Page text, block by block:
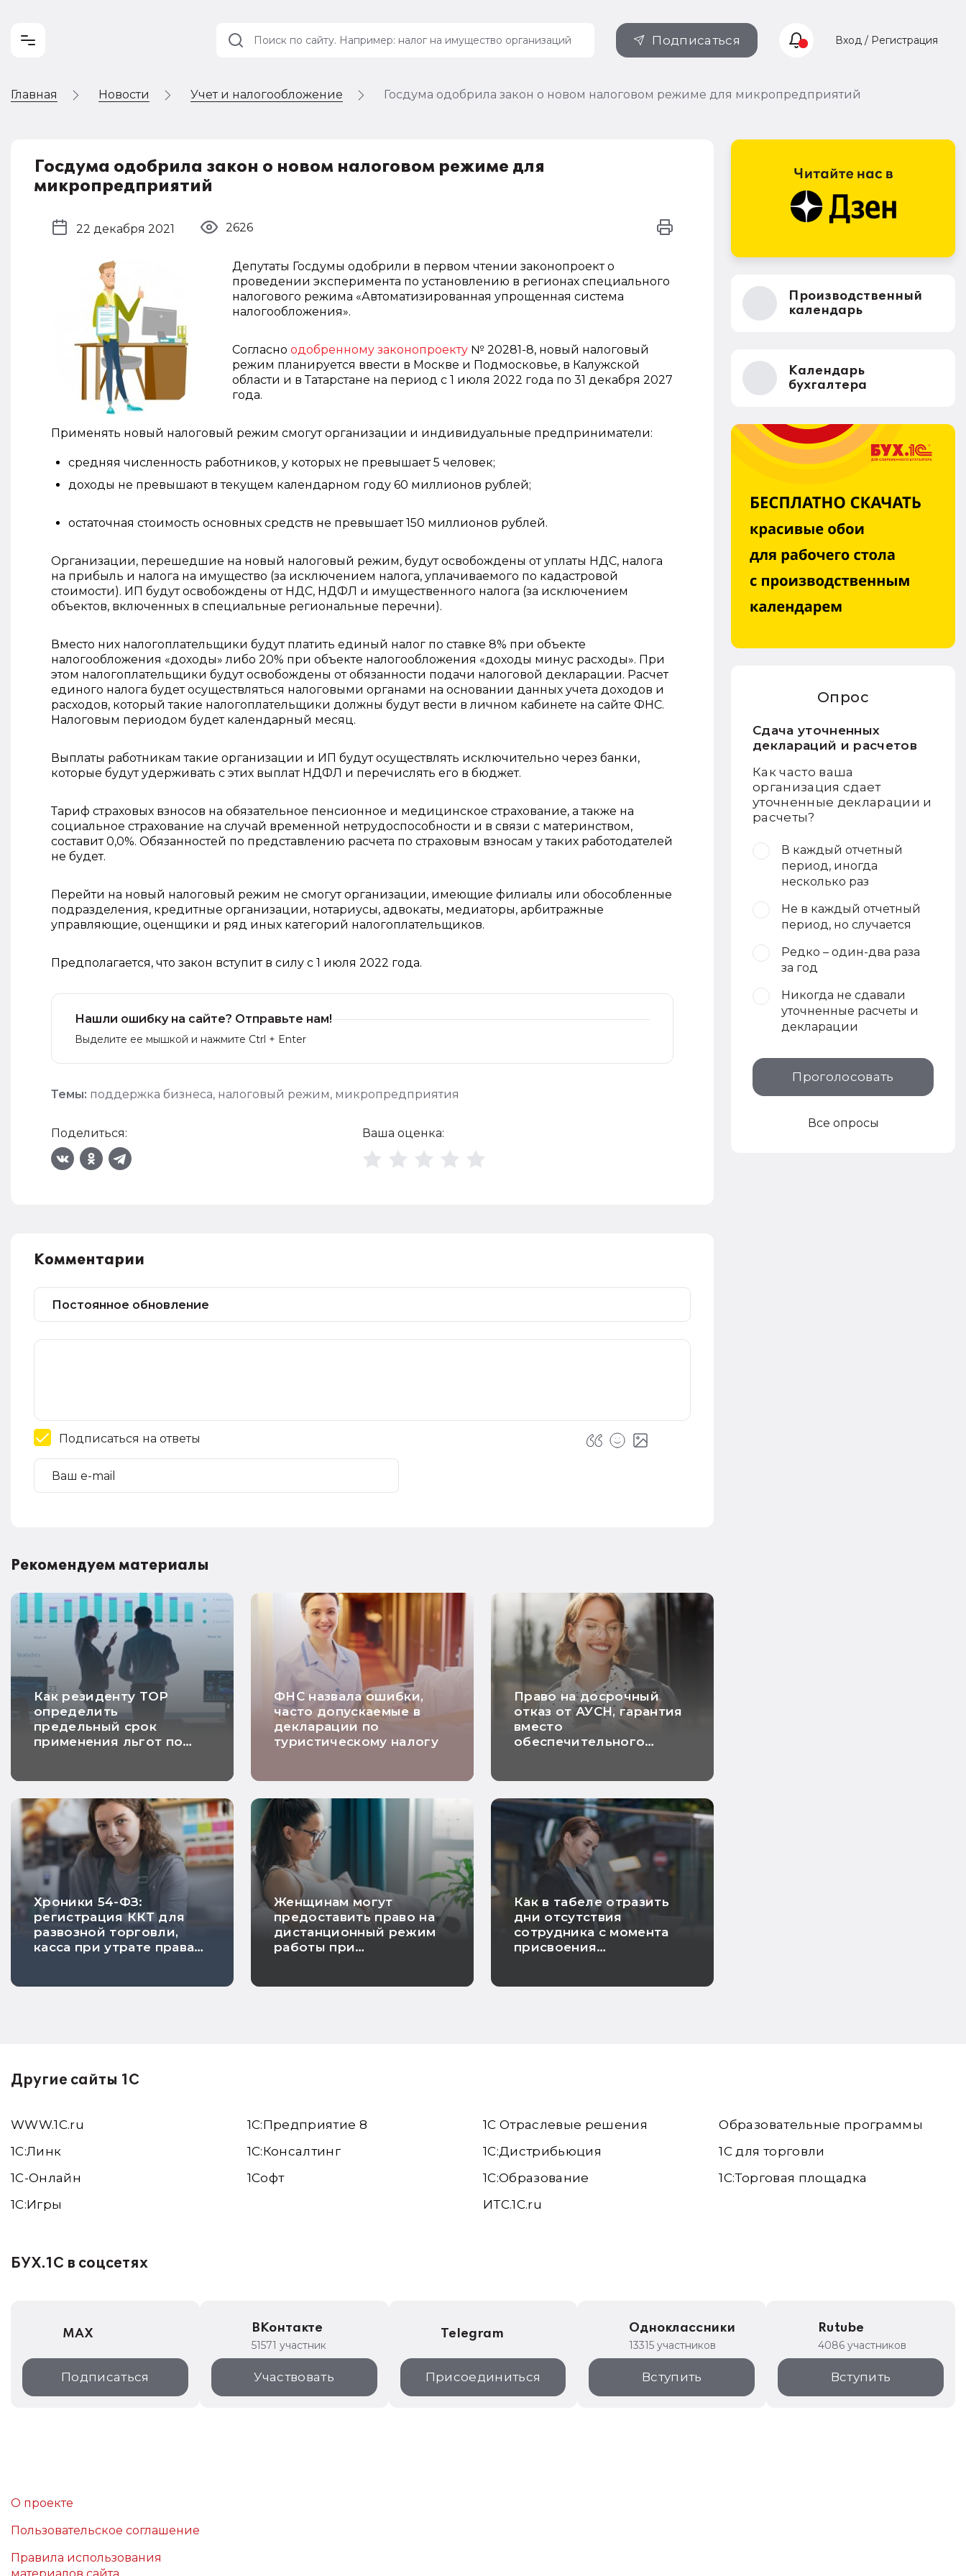
Подписаться Вход / Регистрация
Главная Новости Учет и налогообложение Госдума одобрила закон о новом налоговом режиме для микропредприятий
Госдума одобрила закон о новом налоговом режиме для
микропредприятий
22 декабря 2021 2626
Депутаты Госдумы одобрили в первом чтении законопроект о
проведении эксперимента по установлению в регионах специального
налогового режима «Автоматизированная упрощенная система
налогообложения».
Согласно одобренному законопроекту № 20281-8, новый налоговый
режим планируется ввести в Москве и Подмосковье, в Калужской
области и в Татарстане на период с 1 июля 2022 года по 31 декабря 2027
года.
Применять новый налоговый режим смогут организации и индивидуальные предприниматели:
средняя численность работников, у которых не превышает 5 человек;
доходы не превышают в текущем календарном году 60 миллионов рублей;
остаточная стоимость основных средств не превышает 150 миллионов рублей.
Организации, перешедшие на новый налоговый режим, будут освобождены от уплаты НДС, налога
на прибыль и налога на имущество (за исключением налога, уплачиваемого по кадастровой
стоимости). ИП будут освобождены от НДС, НДФЛ и имущественного налога (за исключением
объектов, включенных в специальные региональные перечни).
Вместо них налогоплательщики будут платить единый налог по ставке 8% при объекте
налогообложения «доходы» либо 20% при объекте налогообложения «доходы минус расходы». При
этом налогоплательщики будут освобождены от обязанности подачи налоговой декларации. Расчет
единого налога будет осуществляться налоговыми органами на основании данных учета доходов и
расходов, который такие налогоплательщики должны будут вести в личном кабинете на сайте ФНС.
Налоговым периодом будет календарный месяц.
Выплаты работникам такие организации и ИП будут осуществлять исключительно через банки,
которые будут удерживать с этих выплат НДФЛ и перечислять его в бюджет.
Тариф страховых взносов на обязательное пенсионное и медицинское страхование, а также на
социальное страхование на случай временной нетрудоспособности и в связи с материнством,
составит 0,0%. Обязанностей по представлению расчета по страховым взносам у таких работодателей
не будет.
Перейти на новый налоговый режим не смогут организации, имеющие филиалы или обособленные
подразделения, кредитные организации, нотариусы, адвокаты, медиаторы, арбитражные
управляющие, оценщики и ряд иных категорий налогоплательщиков.
Предполагается, что закон вступит в силу с 1 июля 2022 года.
Нашли ошибку на сайте? Отправьте нам!
Выделите ее мышкой и нажмите Ctrl + Enter
Темы: поддержка бизнеса, налоговый режим, микропредприятия
Поделиться: Ваша оценка:
Комментарии
Подписаться на ответы
Рекомендуем материалы
Как резиденту ТОР
определить
предельный срок
применения льгот по
ФНС назвала ошибки,
часто допускаемые в
декларации по
туристическому налогу
Право на досрочный
отказ от АУСН, гарантия
вместо
обеспечительного
хорошие новости
недели
Хроники 54-ФЗ:
регистрация ККТ для
развозной торговли,
касса при утрате права
Женщинам могут
предоставить право на
дистанционный режим
работы при
Как в табеле отразить
дни отсутствия
сотрудника с момента
присвоения
Производственный
календарь
Календарь
бухгалтера
Опрос
Сдача уточненных
деклараций и расчетов
Как часто ваша
организация сдает
уточненные декларации и
расчеты?
В каждый отчетный
период, иногда
несколько раз
Не в каждый отчетный
период, но случается
Редко – один-два раза
за год
Никогда не сдавали
уточненные расчеты и
декларации
Проголосовать
Все опросы
Другие сайты 1С
WWW.1С.ru
1С:Линк
1С-Онлайн
1C:Игры
1С:Предприятие 8
1С:Консалтинг
1Софт
1С Отраслевые решения
1С:Дистрибьюция
1С:Образование
ИТС.1C.ru
Образовательные программы
1С для торговли
1С:Торговая площадка
БУХ.1С в соцсетях
MAX
Подписаться
ВКонтакте
51571 участник
Участвовать
Telegram
Присоединиться
Одноклассники
13315 участников
Вступить
Rutube
4086 участников
Вступить
О проекте
Пользовательское соглашение
Правила использования
Учет и